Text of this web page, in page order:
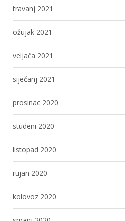
travanj 2021
ožujak 2021
veljača 2021
siječanj 2021
prosinac 2020
studeni 2020
listopad 2020
rujan 2020
kolovoz 2020